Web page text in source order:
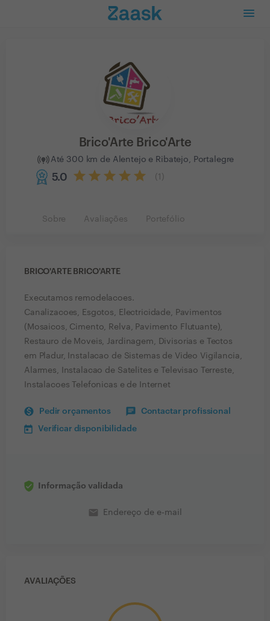
Brico'Arte Brico'Arte
Até 300 km de Alentejo e Ribatejo, Portalegre
5.0 1
Sobre Avaliações Portefólio
BRICO'ARTE BRICO'ARTE
Executamos remodelacoes.
Canalizacoes, Esgotos, Electricidade, Pavimentos
(Mosaicos, Cimento, Relva, Pavimento Flutuante),
Restauro de Moveis, Jardinagem, Divisorias e Tectos
em Pladur, Instalacao de Sistemas de Video Vigilancia,
Alarmes, Instalacao de Satelites e Televisao Terreste,
Instalacoes Telefonicas e de Internet
Pedir orçamentos Contactar profissional
Verificar disponibilidade
Informação validada
email Endereço de e-mail
AVALIAÇÕES